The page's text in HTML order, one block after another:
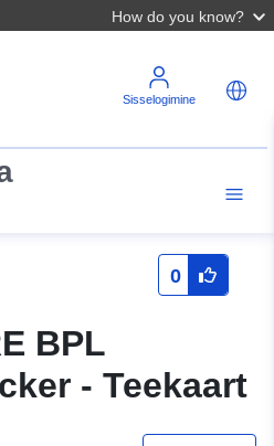
How do you know?
Sisselogimine
0
BPL
- Teekaart